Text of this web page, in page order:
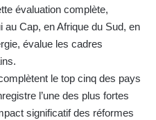
évaluation complète,
au Cap, en Afrique du Sud, en
évalue les cadres
le top cinq des pays
l’une des plus fortes
significatif des réformes